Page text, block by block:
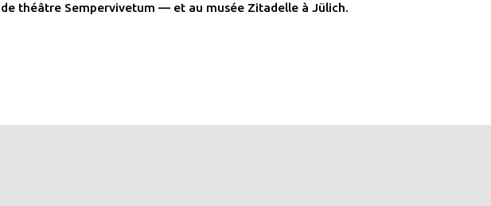
de théâtre Sempervivetum — et au musée Zitadelle à Jülich.